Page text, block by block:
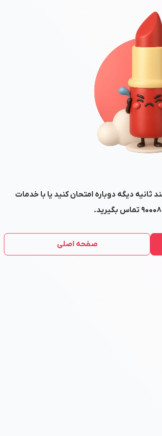
دیگه دوباره امتحان کنید یا با خدمات
تماس بگیرید.
صفحه اصلی